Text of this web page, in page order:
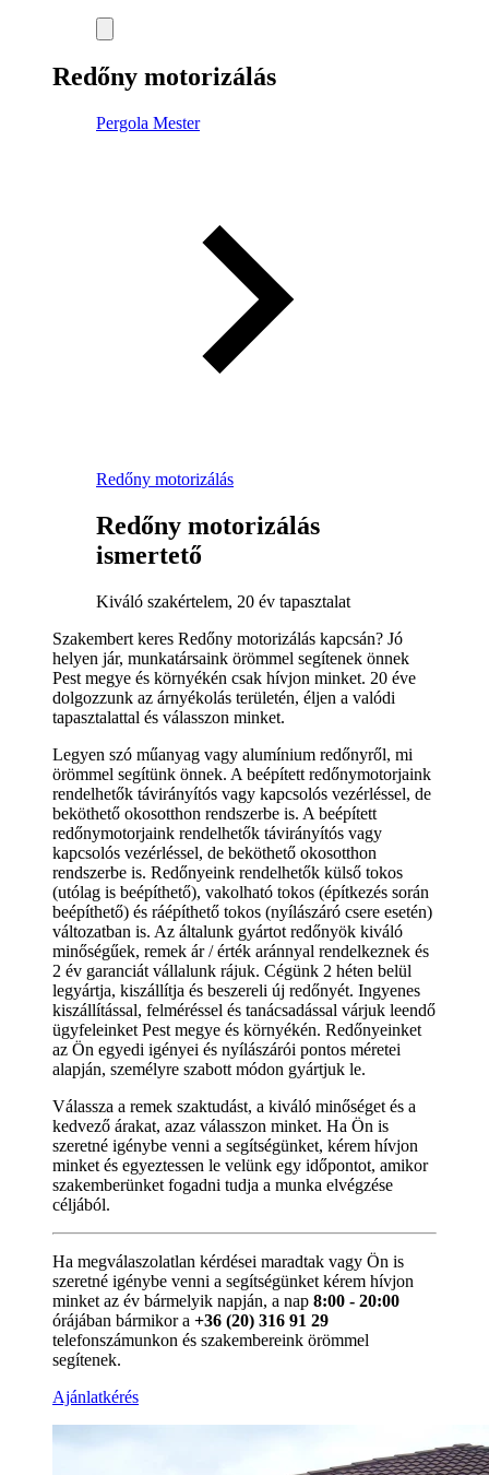
Redőny motorizálás
Pergola Mester
Redőny motorizálás
Redőny motorizálás
ismertető
Kiváló szakértelem, 20 év tapasztalat
Szakembert keres Redőny motorizálás kapcsán? Jó
helyen jár, munkatársaink örömmel segítenek önnek
Pest megye és környékén csak hívjon minket. 20 éve
dolgozzunk az árnyékolás területén, éljen a valódi
tapasztalattal és válasszon minket.
Legyen szó műanyag vagy alumínium redőnyről, mi
örömmel segítünk önnek. A beépített redőnymotorjaink
rendelhetők távirányítós vagy kapcsolós vezérléssel, de
beköthető okosotthon rendszerbe is. A beépített
redőnymotorjaink rendelhetők távirányítós vagy
kapcsolós vezérléssel, de beköthető okosotthon
rendszerbe is. Redőnyeink rendelhetők külső tokos
(utólag is beépíthető), vakolható tokos (építkezés során
beépíthető) és ráépíthető tokos (nyílászáró csere esetén)
változatban is. Az általunk gyártot redőnyök kiváló
minőségűek, remek ár / érték aránnyal rendelkeznek és
2 év garanciát vállalunk rájuk. Cégünk 2 héten belül
legyártja, kiszállítja és beszereli új redőnyét. Ingyenes
kiszállítással, felméréssel és tanácsadással várjuk leendő
ügyfeleinket Pest megye és környékén. Redőnyeinket
az Ön egyedi igényei és nyílászárói pontos méretei
alapján, személyre szabott módon gyártjuk le.
Válassza a remek szaktudást, a kiváló minőséget és a
kedvező árakat, azaz válasszon minket. Ha Ön is
szeretné igénybe venni a segítségünket, kérem hívjon
minket és egyeztessen le velünk egy időpontot, amikor
szakemberünket fogadni tudja a munka elvégzése
céljából.
Ha megválaszolatlan kérdései maradtak vagy Ön is
szeretné igénybe venni a segítségünket kérem hívjon
minket az év bármelyik napján, a nap 8:00 - 20:00
órájában bármikor a +36 (20) 316 91 29
telefonszámunkon és szakembereink örömmel
segítenek.
Ajánlatkérés